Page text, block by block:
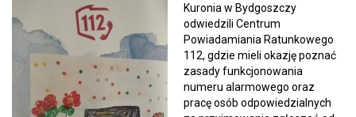
Kuronia w Bydgoszczy
odwiedzili Centrum
Powiadamiania Ratunkowego
112, gdzie mieli okazję poznać
zasady funkcjonowania
numeru alarmowego oraz
pracę osób odpowiedzialnych